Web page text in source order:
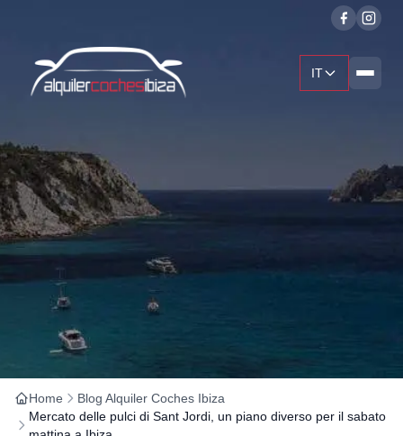
IT
Home
Blog Alquiler Coches Ibiza
Mercato delle pulci di Sant Jordi, un piano diverso per il sabato